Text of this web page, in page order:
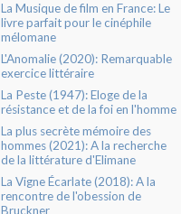
La Musique de film en France: Le
livre parfait pour le cinéphile
mélomane
L'Anomalie (2020): Remarquable
exercice littéraire
La Peste (1947): Eloge de la
résistance et de la foi en l'homme
La plus secrète mémoire des
hommes (2021): A la recherche
de la littérature d'Elimane
La Vigne Écarlate (2018): A la
rencontre de l'obession de
Bruckner